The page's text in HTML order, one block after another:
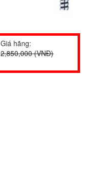
Giá hãng:
2,850,000 (VNĐ)